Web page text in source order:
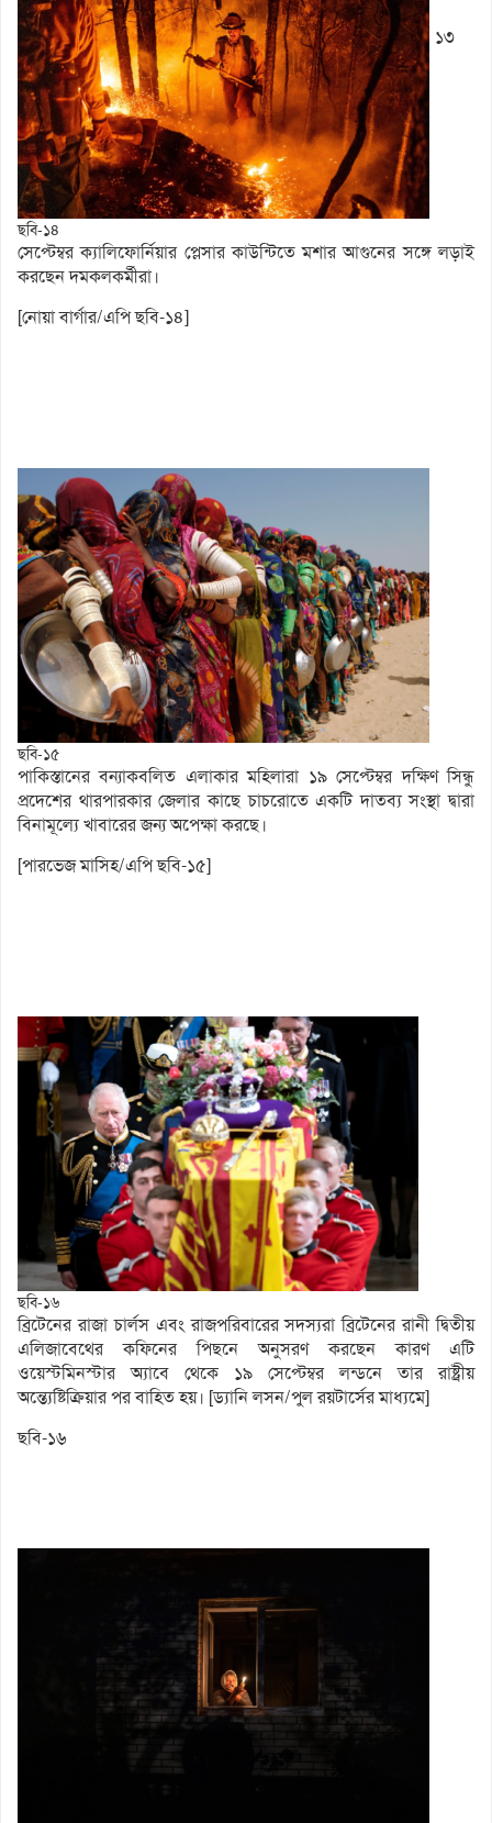
ছবি-১৪
১৩
সেপ্টেম্বর ক্যালিফোর্নিয়ার প্লেসার কাউন্টিতে মশার আগুনের সঙ্গে লড়াই
করছেন দমকলকর্মীরা।
[নোয়া বার্গার/এপি ছবি-১৪]
ছবি-১৫
পাকিস্তানের বন্যাকবলিত এলাকার মহিলারা ১৯ সেপ্টেম্বর দক্ষিণ সিন্ধু
প্রদেশের থারপারকার জেলার কাছে চাচরোতে একটি দাতব্য সংস্থা দ্বারা
বিনামূল্যে খাবারের জন্য অপেক্ষা করছে।
[পারভেজ মাসিহ/এপি ছবি-১৫]
ছবি-১৬
ব্রিটেনের রাজা চার্লস এবং রাজপরিবারের সদস্যরা ব্রিটেনের রানী দ্বিতীয়
এলিজাবেথের কফিনের পিছনে অনুসরণ করছেন কারণ এটি
ওয়েস্টমিনস্টার অ্যাবে থেকে ১৯ সেপ্টেম্বর লন্ডনে তার রাষ্ট্রীয়
অন্ত্যেষ্টিক্রিয়ার পর বাহিত হয়। [ড্যানি লসন/পুল রয়টার্সের মাধ্যমে]
ছবি-১৬